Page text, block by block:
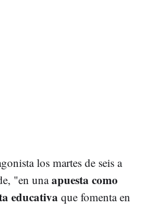
los martes de seis a
"en unaapuesta como
educativa que fomenta en